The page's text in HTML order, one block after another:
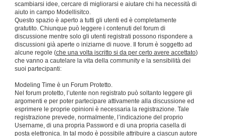
scambiarsi idee, cercare di migliorarsi e aiutare chi ha necessità di
aiuto in campo Modellisitco.
Questo spazio è aperto a tutti gli utenti ed è completamente
gratutito. Chiunque può leggere i contenuti del forum di
discussione mentre solo gli utenti registrati possono rispondere a
discussioni già aperte o iniziarne di nuove. Il forum è soggetto ad
alcune regole (che una volta iscritto si da per certo avere accettato)
che vanno a cautelare la vita della community e la sensibilità dei
suoi partecipanti:
Modeling Time è un Forum Protetto.
Nel forum protetto, l’utente non registrato può soltanto leggere gli
argomenti e per poter partecipare attivamente alla discussione ed
esprimere le proprie opinioni è necessaria la registrazione. Tale
registrazione prevede, normalmente, l’indicazione del proprio
Username, di una propria Password e di una propria casella di
posta elettronica. In tal modo è possibile attribuire a ciascun autore